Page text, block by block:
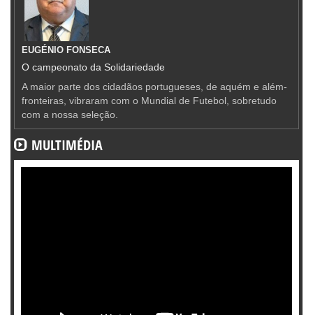
EUGÉNIO FONSECA
O campeonato da Solidariedade
A maior parte dos cidadãos portugueses, de aquém e além-
fronteiras, vibraram com o Mundial de Futebol, sobretudo
com a nossa seleção.
MULTIMÉDIA